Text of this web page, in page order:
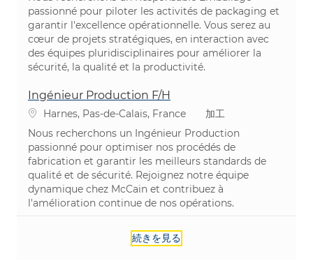
passionné pour piloter les activités de packaging et
garantir l'excellence opérationnelle. Vous serez au
cœur de projets stratégiques, en interaction avec
des équipes pluridisciplinaires pour améliorer la
sécurité, la qualité et la productivité.
Ingénieur Production F/H
場所Harnes, Pas-de-Calais, France カテゴリ
加工
Nous recherchons un Ingénieur Production
passionné pour optimiser nos procédés de
fabrication et garantir les meilleurs standards de
qualité et de sécurité. Rejoignez notre équipe
dynamique chez McCain et contribuez à
l'amélioration continue de nos opérations.
続きを見る